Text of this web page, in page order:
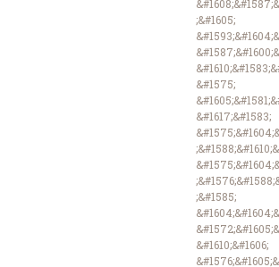
;&#1605;
&#1575;
&#1617;&#1583;
;&#1585;
&#1610;&#1606;